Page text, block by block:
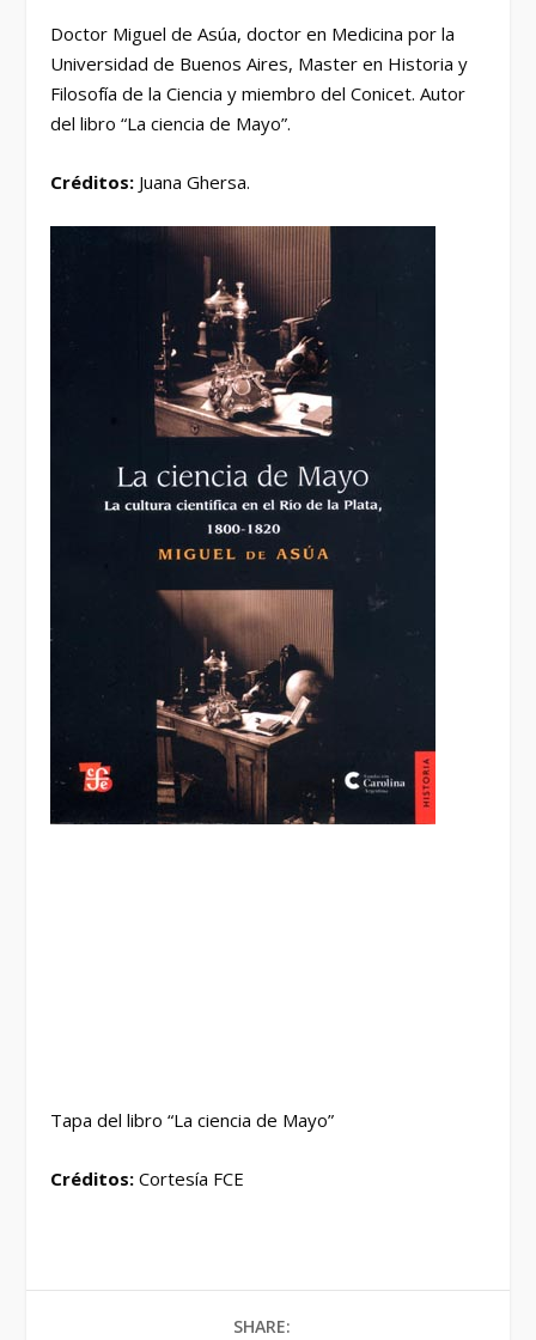
Doctor Miguel de Asúa, doctor en Medicina por la
Universidad de Buenos Aires, Master en Historia y
Filosofía de la Ciencia y miembro del Conicet. Autor
del libro “La ciencia de Mayo”.
Créditos: Juana Ghersa.
Tapa del libro “La ciencia de Mayo”
Créditos: Cortesía FCE
SHARE: